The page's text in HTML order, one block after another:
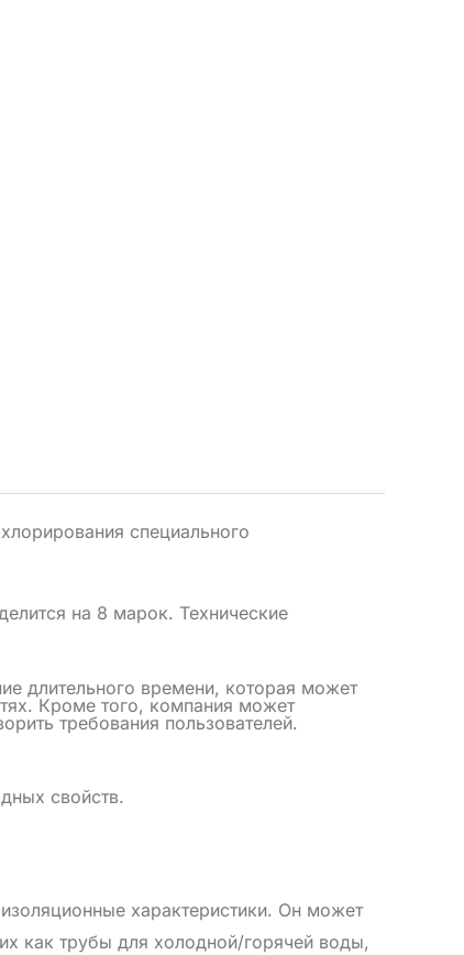
специального
на 8 марок. Технические
длительного времени, которая может
Кроме того, компания может
требования пользователей.
свойств.
характеристики. Он может
как трубы для холодной/горячей воды,